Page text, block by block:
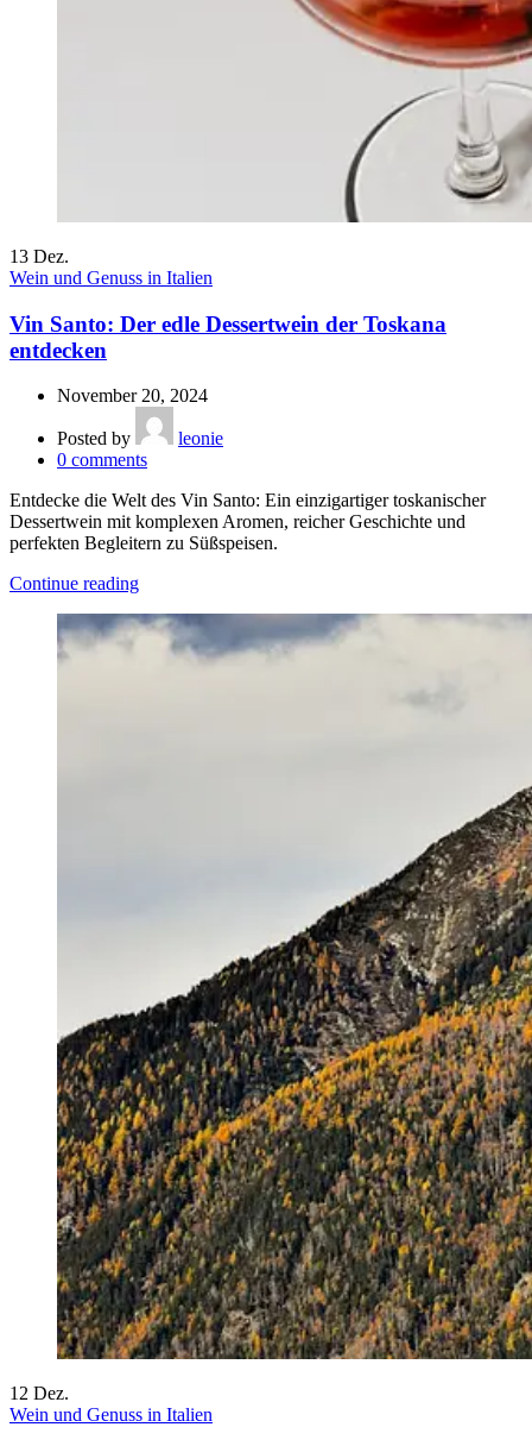
13 Dez.
Wein und Genuss in Italien
Vin Santo: Der edle Dessertwein der Toskana
entdecken
November 20, 2024
Posted by
leonie
0 comments
Entdecke die Welt des Vin Santo: Ein einzigartiger toskanischer
Dessertwein mit komplexen Aromen, reicher Geschichte und
perfekten Begleitern zu Süßspeisen.
Continue reading
12 Dez.
Wein und Genuss in Italien